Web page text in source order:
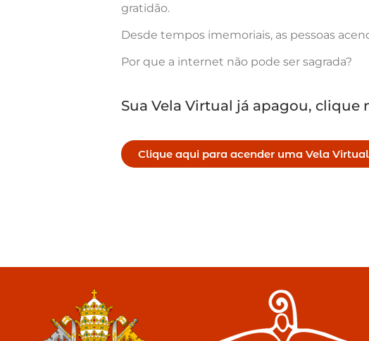
gratidão.
Desde tempos imemoriais, as pessoas
Por que a internet não pode ser sagrada?
Sua Vela Virtual já apagou,
Clique aqui para acender uma Vela Virtual